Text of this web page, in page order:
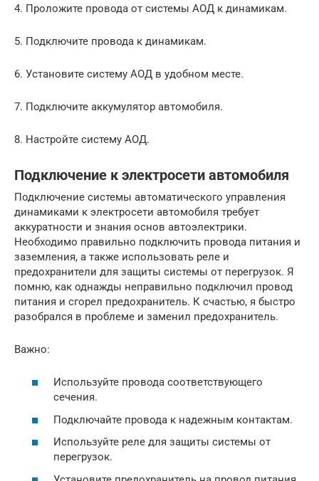
4. Проложите провода от системы АОД к динамикам.
5. Подключите провода к динамикам.
6. Установите систему АОД в удобном месте.
7. Подключите аккумулятор автомобиля.
8. Настройте систему АОД.
Подключение к электросети автомобиля
Подключение системы автоматического управления
динамиками к электросети автомобиля требует
аккуратности и знания основ автоэлектрики.
Необходимо правильно подключить провода питания и
заземления, а также использовать реле и
предохранители для защиты системы от перегрузок. Я
помню, как однажды неправильно подключил провод
питания и сгорел предохранитель. К счастью, я быстро
разобрался в проблеме и заменил предохранитель.
Важно:
Используйте провода соответствующего
сечения.
Подключайте провода к надежным контактам.
Используйте реле для защиты системы от
перегрузок.